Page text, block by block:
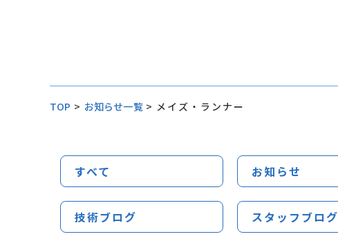
TOP > お知らせ一覧 > メイズ・ランナー
すべて お知らせ
技術ブログ スタッフブログ